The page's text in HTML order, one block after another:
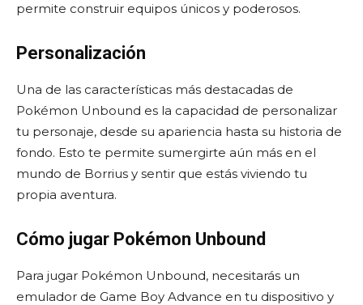
permite construir equipos únicos y poderosos.
Personalización
Una de las características más destacadas de
Pokémon Unbound es la capacidad de personalizar
tu personaje, desde su apariencia hasta su historia de
fondo. Esto te permite sumergirte aún más en el
mundo de Borrius y sentir que estás viviendo tu
propia aventura.
Cómo jugar Pokémon Unbound
Para jugar Pokémon Unbound, necesitarás un
emulador de Game Boy Advance en tu dispositivo y